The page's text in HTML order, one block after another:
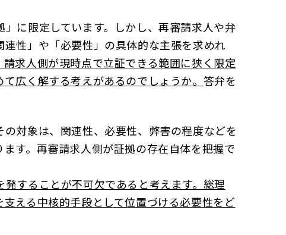
に限定しています。しかし、再審請求人や弁
性」や「必要性」の具体的な主張を求めれ
求人側が現時点で立証できる範囲に狭く限定
広く解する考えがあるのでしょうか。 答弁を
対象は、関連性、必要性、弊害の程度などを
す。再審請求人側が証拠の存在自体を把握で
することが不可欠であると考えます。総理
える中核的手段として位置づける必要性をど